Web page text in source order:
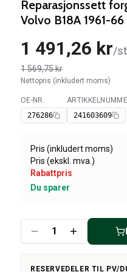
Amazon dekk/felg/
Reservedeler til 1800
1800 Drivstoff/Avgassystem
Volvo 1800 Karosseri
1800 Kjølesystem
1800 Motordeler
1800 Forvogn
1800 Interiør
Varme/Friskluftsanlegg 1800
1800 Dekk/Felg
1800 Øvrig
Volvo 140/164 karosseri
140/164 Bremsesystem
140/164 Elsystem
Reparasjonssett
Volvo B18A 1961-66
1 491,26 kr/
1 569,75 kr
Nettopris (inkludert moms)
Tilgjengelig
OE-NR.
276286
241603609
Pris (inkludert moms)
Pris (ekskl. mva.)
Rabattpris
Du sparer
RESERVEDELER TIL PV/